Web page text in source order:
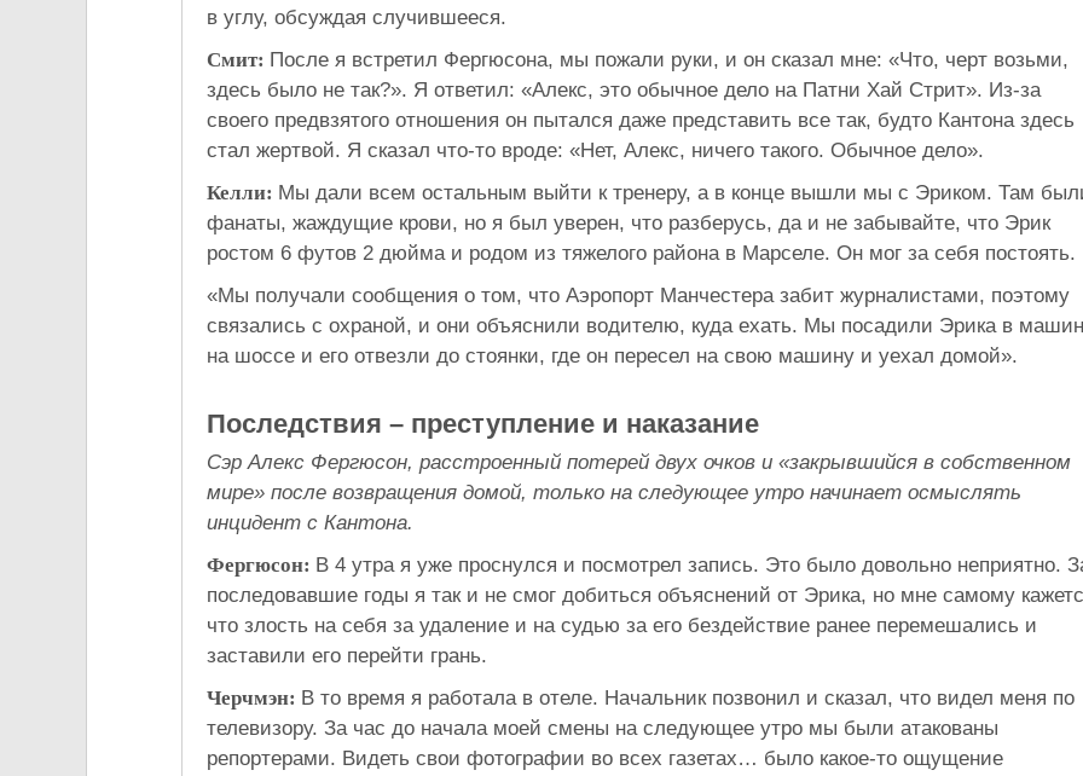
в углу, обсуждая случившееся.
Смит: После я встретил Фергюсона, мы пожали руки, и он сказал мне: «Что, черт возьми,
здесь было не так?». Я ответил: «Алекс, это обычное дело на Патни Хай Стрит». Из-за
своего предвзятого отношения он пытался даже представить все так, будто Кантона здесь
стал жертвой. Я сказал что-то вроде: «Нет, Алекс, ничего такого. Обычное дело».
Келли: Мы дали всем остальным выйти к тренеру, а в конце вышли мы с Эриком. Там
фанаты, жаждущие крови, но я был уверен, что разберусь, да и не забывайте, что Эрик
ростом 6 футов 2 дюйма и родом из тяжелого района в Марселе. Он мог за себя постоять.
«Мы получали сообщения о том, что Аэропорт Манчестера забит журналистами, поэтому
связались с охраной, и они объяснили водителю, куда ехать. Мы посадили Эрика в
на шоссе и его отвезли до стоянки, где он пересел на свою машину и уехал домой».
Последствия – преступление и наказание
Сэр Алекс Фергюсон, расстроенный потерей двух очков и «закрывшийся в собственном
мире» после возвращения домой, только на следующее утро начинает осмыслять
инцидент с Кантона.
Фергюсон: В 4 утра я уже проснулся и посмотрел запись. Это было довольно неприятно.
последовавшие годы я так и не смог добиться объяснений от Эрика, но мне самому
что злость на себя за удаление и на судью за его бездействие ранее перемешались и
заставили его перейти грань.
Черчмэн: В то время я работала в отеле. Начальник позвонил и сказал, что видел меня по
телевизору. За час до начала моей смены на следующее утро мы были атакованы
репортерами. Видеть свои фотографии во всех газетах… было какое-то ощущение